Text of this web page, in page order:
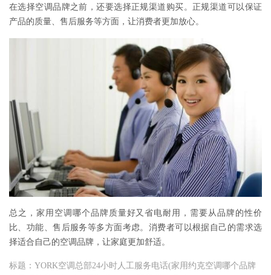
在选择空调品牌之前，还要选择正规渠道购买。正规渠道可以保证
产品的质量、售后服务等方面，让消费者更加放心。
总之，家用空调哪个品牌质量好又省电耐用，需要从品牌的性价
比、功能、售后服务等多方面考虑。消费者可以根据自己的需求选
择适合自己的空调品牌，让家庭更加舒适。
标题：YORK空调总部24小时人工服务电话(家用约克空调哪个品牌